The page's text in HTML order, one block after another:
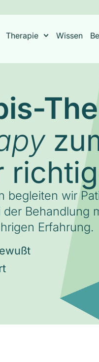
Therapie Wissen
begleiten wir
Behandlung
Erfahrung.